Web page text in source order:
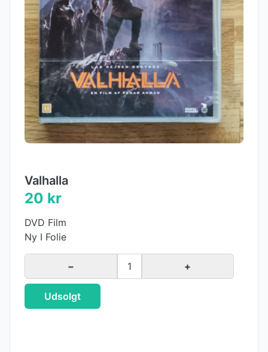
Valhalla
20 kr
DVD Film
Ny I Folie
− 1 +
Udsolgt